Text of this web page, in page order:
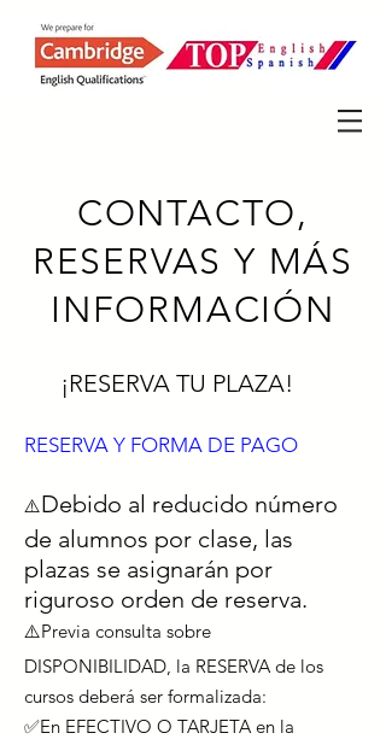
CONTACTO,
RESERVAS Y MÁS
INFORMACIÓN
¡RESERVA TU PLAZA!
RESERVA Y FORMA DE PAGO
⚠️Debido al reducido número
de alumnos por clase, las
plazas se asignarán por
riguroso orden de reserva.
⚠️Previa consulta sobre
DISPONIBILIDAD, la RESERVA de los
cursos deberá ser formalizada:
✅En EFECTIVO O TARJETA en la